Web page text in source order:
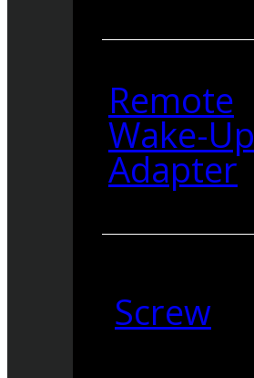
Remote
Wake-Up
Adapter
Screw